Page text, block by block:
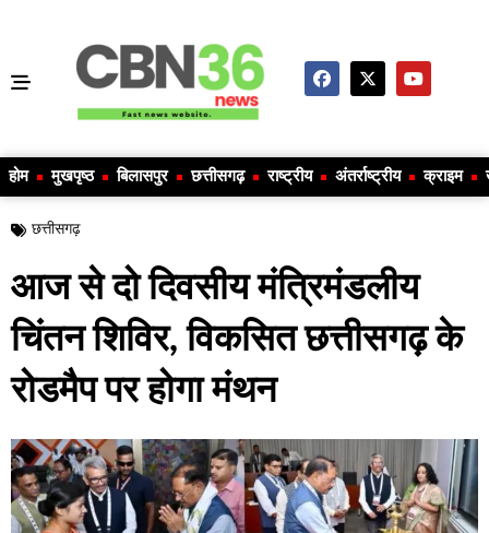
होम मुखपृष्ठ बिलासपुर छत्तीसगढ़ राष्ट्रीय अंतर्राष्ट्रीय क्राइम
छत्तीसगढ़
आज से दो दिवसीय मंत्रिमंडलीय
चिंतन शिविर, विकसित छत्तीसगढ़ के
रोडमैप पर होगा मंथन